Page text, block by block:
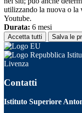
utilizzando la nuova o la
Youtube.
Durata: 6 mesi
Accetta tutti Salva le
Livenza
Contatti
Istituto Superiore